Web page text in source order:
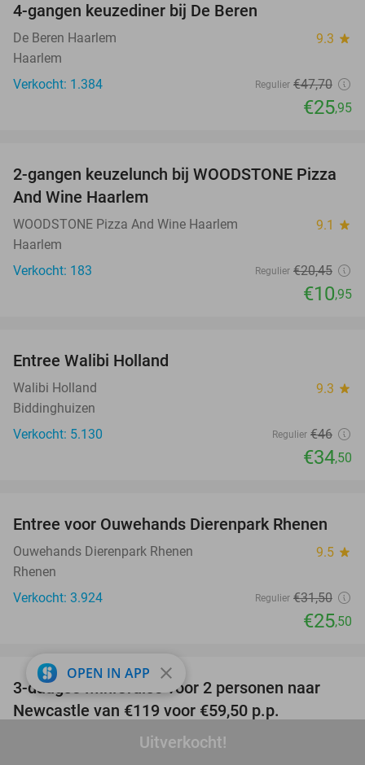
Uitverkocht!
4-gangen keuzediner bij De Beren
De Beren Haarlem 9.3 star
Haarlem
Verkocht: 1.384
Regulier €47,70
€25,95
46%
2-gangen keuzelunch bij WOODSTONE Pizza
And Wine Haarlem
WOODSTONE Pizza And Wine Haarlem 9.1 star
Haarlem
Verkocht: 183
Regulier €20,45
€10,95
Entree Walibi Holland
Walibi Holland 9.3 star
Biddinghuizen
Verkocht: 5.130
Regulier €46
€34,50
19%
Entree voor Ouwehands Dierenpark Rhenen
Ouwehands Dierenpark Rhenen 9.5 star
Rhenen
Verkocht: 3.924
Regulier €31,50
€25,50
50%
3-daagse MiniCruise voor 2 personen naar
Newcastle van €119 voor €59,50 p.p.
OPEN IN APP close